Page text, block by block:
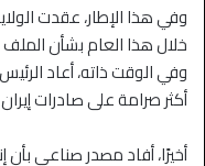
وفي هذا الإطار، عقدت
خلال هذا العام بشأن
وفي الوقت ذاته، أعاد
أكثر صرامة على صادرات